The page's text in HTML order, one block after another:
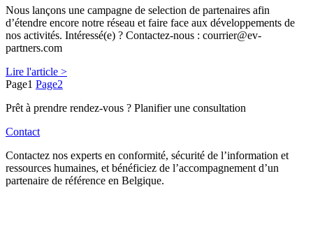
Nous lançons une campagne de selection de partenaires afin
d’étendre encore notre réseau et faire face aux développements de
nos activités. Intéressé(e) ? Contactez-nous : courrier@ev-
partners.com
Lire l'article >
Page1 Page2
Prêt à prendre rendez-vous ? Planifier une consultation
Contact
Contactez nos experts en conformité, sécurité de l’information et
ressources humaines, et bénéficiez de l’accompagnement d’un
partenaire de référence en Belgique.